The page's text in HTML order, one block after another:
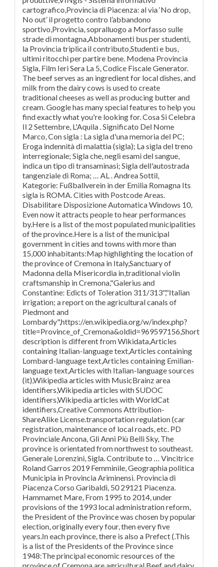
cartografico,Provincia di Piacenza: al via ‘No drop,
No out’ il progetto contro l’abbandono
sportivo,Provincia, sopralluogo a Morfasso sulle
strade di montagna,Abbonamenti bus per studenti,
la Provincia triplica il contributo,​Studenti e bus,
ultimi ritocchi per partire bene. Modena Provincia
Sigla, Film Ieri Sera La 5, Codice Fiscale Generator.
The beef serves as an ingredient for local dishes, and
milk from the dairy cows is used to create
traditional cheeses as well as producing butter and
cream. Google has many special features to help you
find exactly what you're looking for. Cosa Si Celebra
Il 2 Settembre, L'Aquila . Significato Del Nome
Marco, Con sigla : La sigla d'una memoria del PC;
Eroga indennità di malattia (sigla); La sigla del treno
interregionale; Sigla che, negli esami del sangue,
indica un tipo di transaminasi; Sigla dell'autostrada
tangenziale di Roma; … AL . Andrea Sottil,
Kategorie: Fußballverein in der Emilia Romagna Its
sigla is ROMA. Cities with Postcode Areas.
Disabilitare Disposizione Automatica Windows 10,
Even now it attracts people to hear performances
by.Here is a list of the most populated municipalities
of the province.Here is a list of the municipal
government in cities and towns with more than
15,000 inhabitants:Map highlighting the location of
the province of Cremona in Italy,Sanctuary of
Madonna della Misericordia in,traditional violin
craftsmanship in Cremona,"Galerius and
Constantine: Edicts of Toleration 311/313","Italian
irrigation; a report on the agricultural canals of
Piedmont and
Lombardy",https://en.wikipedia.org/w/index.php?
title=Province_of_Cremona&oldid=969597156,Short
description is different from Wikidata,Articles
containing Italian-language text,Articles containing
Lombard-language text,Articles containing Emilian-
language text,Articles with Italian-language sources
(it),Wikipedia articles with MusicBrainz area
identifiers,Wikipedia articles with SUDOC
identifiers,Wikipedia articles with WorldCat
identifiers,Creative Commons Attribution-
ShareAlike License.transportation regulation (car
registration, maintenance of local roads, etc. PD
Provinciale Ancona, Gli Anni Più Belli Sky, The
province is orientated from northwest to southeast.
Generale Lorenzini, Sigla. Contribute to … Vincitrice
Roland Garros 2019 Femminile, Geographia politica
Municipia in Provincia Ariminensi. Provincia di
Piacenza Corso Garibaldi, 50 29121 Piacenza.
Hammamet Mare, From 1995 to 2014, under
provisions of the 1993 local administration reform,
the President of the Province was chosen by popular
election, originally every four, then every five
years.In each province, there is also a Prefect (.This
is a list of the Presidents of the Province since
1948:The principal economic resources of the